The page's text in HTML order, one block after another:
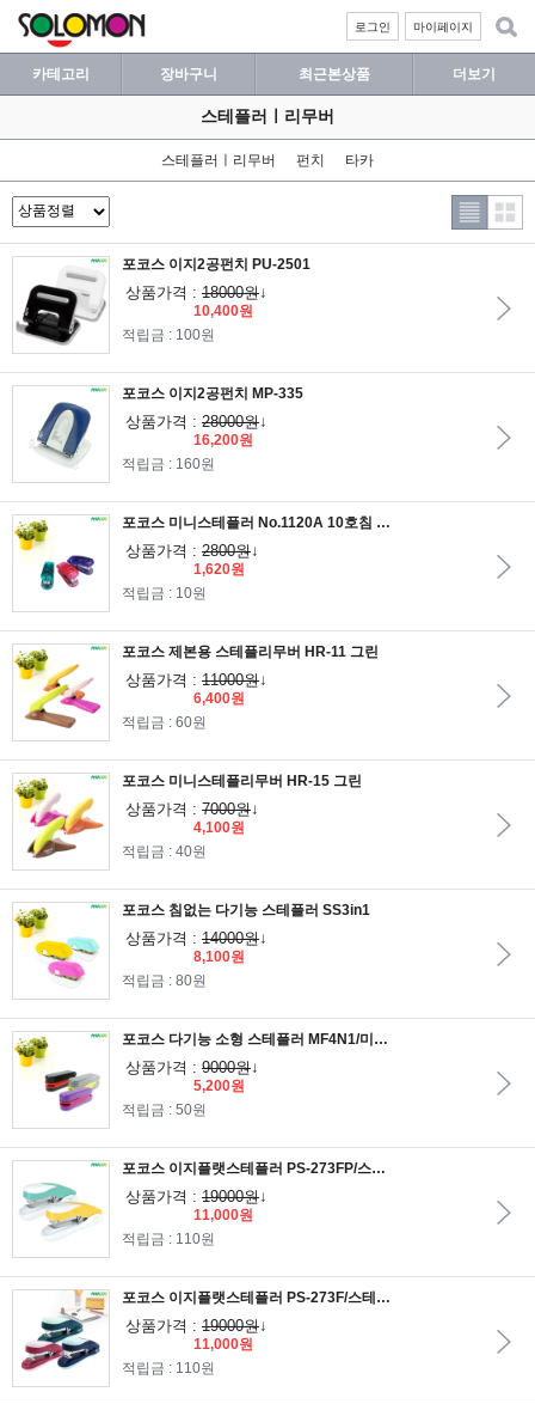
마이페이지
로그인
카테고리 장바구니 최근본상품 더보기
스테플러ㅣ리무버
스테플러ㅣ리무버 펀치 타카
포코스 이지2공펀치 PU-2501
상품가격 : 18000원↓
10,400원
적립금 : 100원
포코스 이지2공펀치 MP-335
상품가격 : 28000원↓
16,200원
적립금 : 160원
포코스 미니스테플러 No.1120A 10호침 사용
상품가격 : 2800원↓
1,620원
적립금 : 10원
포코스 제본용 스테플리무버 HR-11 그린
상품가격 : 11000원↓
6,400원
적립금 : 60원
포코스 미니스테플리무버 HR-15 그린
상품가격 : 7000원↓
4,100원
적립금 : 40원
포코스 침없는 다기능 스테플러 SS3in1
상품가격 : 14000원↓
8,100원
적립금 : 80원
포코스 다기능 소형 스테플러 MF4N1/미니스테플러/스테플러심 10호사용
상품가격 : 9000원↓
5,200원
적립금 : 50원
포코스 이지플랫스테플러 PS-273FP/스테플러심 33호사용
상품가격 : 19000원↓
11,000원
적립금 : 110원
포코스 이지플랫스테플러 PS-273F/스테플러심 33호사용
상품가격 : 19000원↓
11,000원
적립금 : 110원